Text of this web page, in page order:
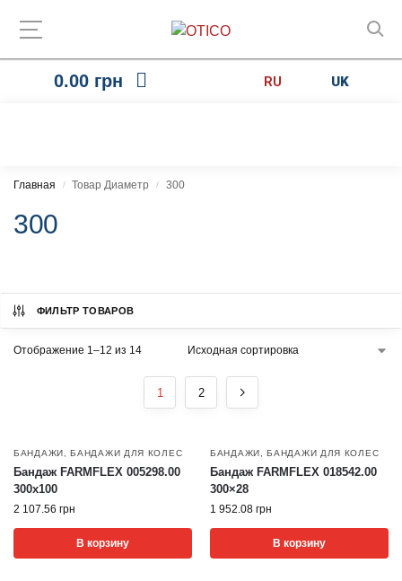
0.00 грн RU UK
Главная / Товар Диаметр / 300
300
ФИЛЬТР ТОВАРОВ
Отображение 1–12 из 14
1 2
БАНДАЖИ ,БАНДАЖИ ДЛЯ КОЛЕС
Бандаж FARMFLEX 005298.00
300х100
2 107.56 грн
В корзину
БАНДАЖИ ,БАНДАЖИ ДЛЯ КОЛЕС
Бандаж FARMFLEX 018542.00
300×28
1 952.08 грн
В корзину